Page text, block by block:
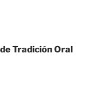
Tradición Oral